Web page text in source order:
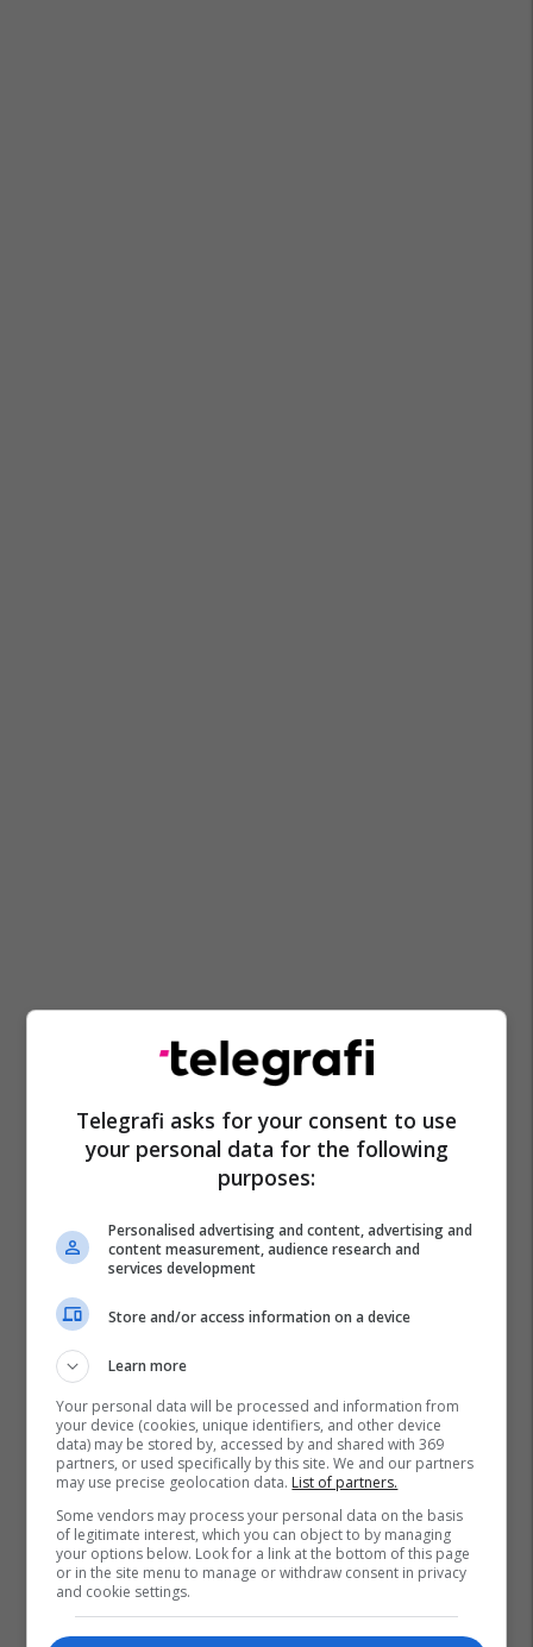
Spitali I Shkupit
Telegrafi asks for your consent to use
your personal data for the following
purposes:
Personalised advertising and content, advertising and
content measurement, audience research and
services development
Store and/or access information on a device
Learn more
Your personal data will be processed and information from
your device (cookies, unique identifiers, and other device
data) may be stored by, accessed by and shared with 369
partners, or used specifically by this site. We and our partners
may use precise geolocation data. List of partners.
Some vendors may process your personal data on the basis
of legitimate interest, which you can object to by managing
your options below. Look for a link at the bottom of this page
or in the site menu to manage or withdraw consent in privacy
and cookie settings.